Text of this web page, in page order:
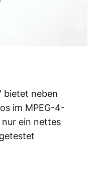
bietet neben
im MPEG-4-
nur ein nettes